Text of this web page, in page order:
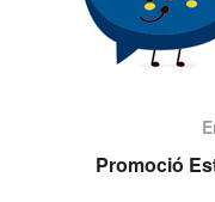
Promoció